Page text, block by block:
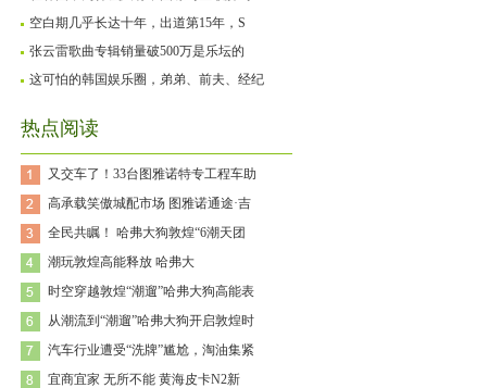
空白期几乎长达十年，出道第15年，S
张云雷歌曲专辑销量破500万是乐坛的
这可怕的韩国娱乐圈，弟弟、前夫、经纪
热点阅读
又交车了！33台图雅诺特专工程车助
高承载笑傲城配市场 图雅诺通途·吉
全民共瞩！ 哈弗大狗敦煌“6潮天团
潮玩敦煌高能释放 哈弗大
时空穿越敦煌“潮遛”哈弗大狗高能表
从潮流到“潮遛”哈弗大狗开启敦煌时
汽车行业遭受“洗牌”尴尬，淘油集紧
宜商宜家 无所不能 黄海皮卡N2新